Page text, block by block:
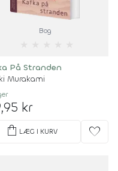
Bog
På Stranden
Murakami
kr
shopping_bag LÆG I KURV favorite